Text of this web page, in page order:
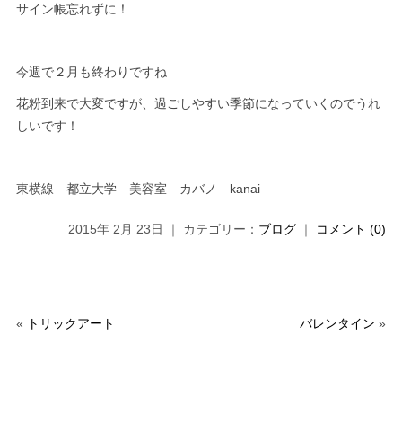
サイン帳忘れずに！
今週で２月も終わりですね
花粉到来で大変ですが、過ごしやすい季節になっていくのでうれ
しいです！
東横線 都立大学 美容室 カバノ kanai
2015年 2月 23日 ｜ カテゴリー： ブログ ｜ コメント (0)
« トリックアート バレンタイン »